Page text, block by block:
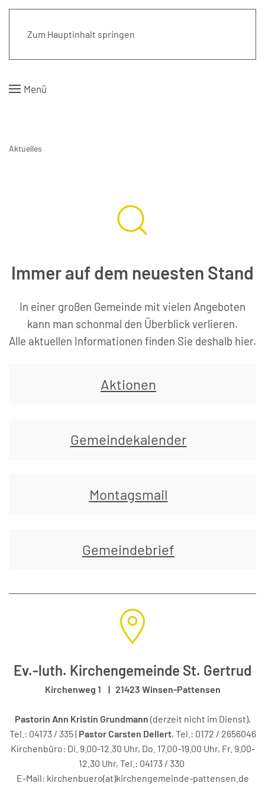
Zum Hauptinhalt springen
Kirchengemeinde Pattensen
Menü
Aktuelles
Immer auf dem neuesten Stand
In einer großen Gemeinde mit vielen Angeboten
kann man schonmal den Überblick verlieren.
Alle aktuellen Informationen finden Sie deshalb hier.
Aktionen
Gemeindekalender
Montagsmail
Gemeindebrief
Ev.-luth. Kirchengemeinde St. Gertrud
Kirchenweg 1 | 21423 Winsen-Pattensen
Pastorin Ann Kristin Grundmann (derzeit nicht im Dienst),
Tel.: 04173 / 335 | Pastor Carsten Dellert, Tel.: 0172 / 2656046
Kirchenbüro: Di. 9.00-12.30 Uhr, Do. 17.00-19.00 Uhr, Fr. 9.00-
12.30 Uhr, Tel.: 04173 / 330
E-Mail: kirchenbuero(at)kirchengemeinde-pattensen.de